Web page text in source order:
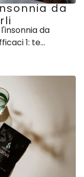
da
da
1: te...